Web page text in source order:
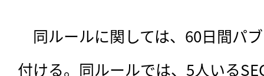
同ルールに関しては、60日間パ
付ける。同ルールでは、5人いる